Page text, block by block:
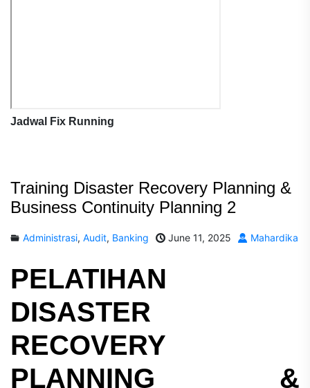
Jadwal Fix Running
Training Disaster Recovery Planning &
Business Continuity Planning 2
Administrasi, Audit, Banking June 11, 2025 Mahardika
PELATIHAN
DISASTER
RECOVERY
PLANNING &